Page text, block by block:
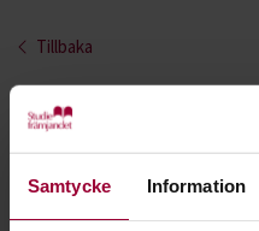
Samtycke Information
Tillbaka
Balett - Västra
Lär dig den tidlösa
du både hållning och
ett vackert och